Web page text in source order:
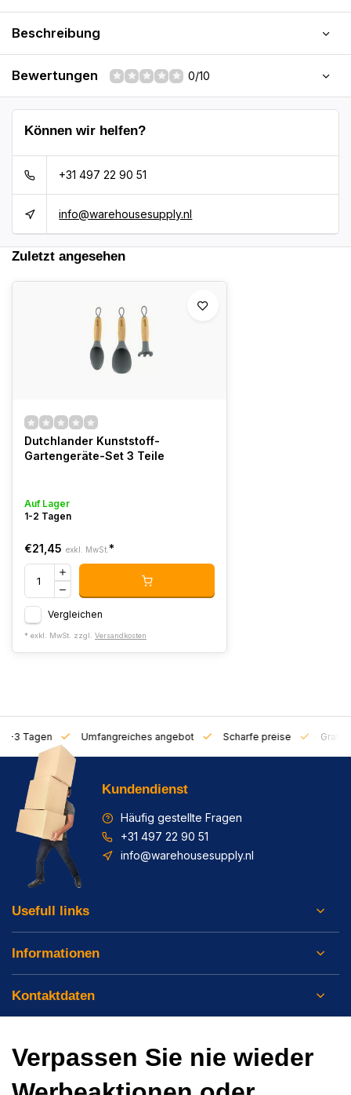
Beschreibung
Bewertungen 0/10
Können wir helfen?
+31 497 22 90 51
info@warehousesupply.nl
Zuletzt angesehen
Dutchlander Kunststoff-
Gartengeräte-Set 3 Teile
Auf Lager
1-2 Tagen
€21,45 exkl. MwSt. *
Vergleichen
* exkl. MwSt. zzgl. Versandkosten
1-3 Tagen Umfangreiches angebot Scharfe preise Gratis
Kundendienst
Häufig gestellte Fragen
+31 497 22 90 51
info@warehousesupply.nl
Usefull links
Informationen
Kontaktdaten
Verpassen Sie nie wieder